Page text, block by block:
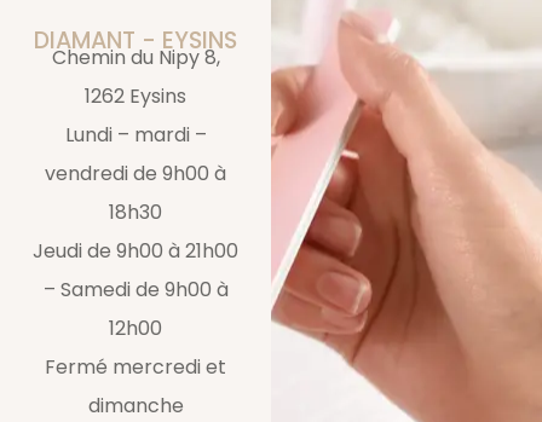
DIAMANT - EYSINS
Chemin du Nipy 8,
1262 Eysins
Lundi – mardi –
vendredi de 9h00 à
18h30
Jeudi de 9h00 à 21h00
– Samedi de 9h00 à
12h00
Fermé mercredi et
dimanche